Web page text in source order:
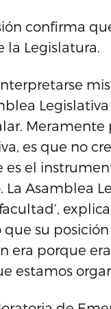
confirma
la Legislatura.
Meramente
es que no
el
Asamblea
su
porque
estamos